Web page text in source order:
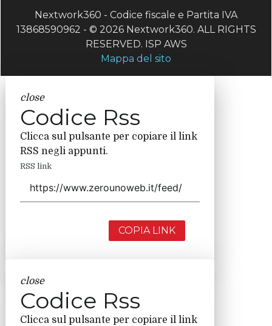
Nextwork360 - Codice fiscale e Partita IVA
13868590962 - © 2026 Nextwork360. ALL RIGHTS
RESERVED. ISP AWS
Mappa del sito
close
Codice Rss
Clicca sul pulsante per copiare il link
RSS negli appunti.
RSS link
COPIA LINK
close
Codice Rss
Clicca sul pulsante per copiare il link